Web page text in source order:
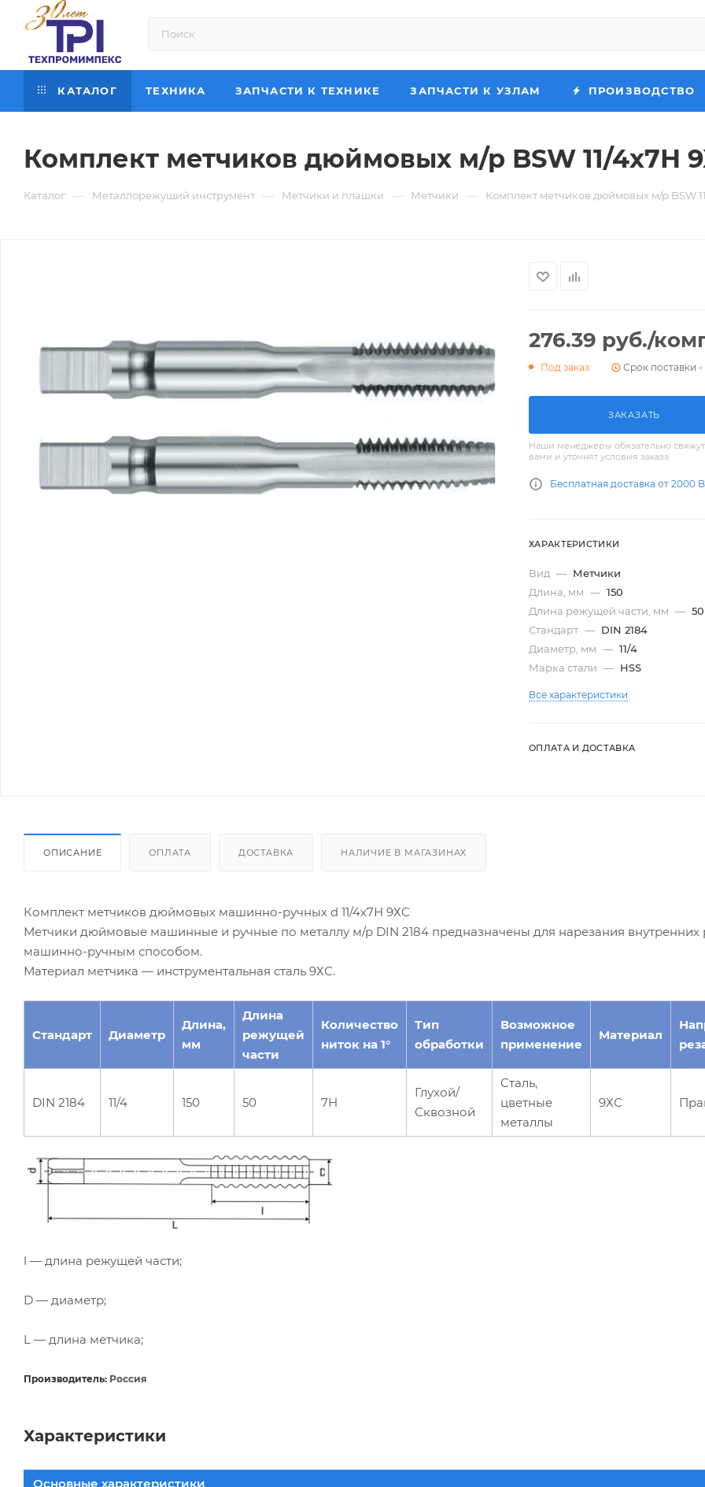
КАТАЛОГ ТЕХНИКА ЗАПЧАСТИ К ТЕХНИКЕ ЗАПЧАСТИ К УЗЛАМ ПРОИЗВОДСТВО
Комплект метчиков дюймовых м/р BSW 11/4х7Н
Каталог — Металлорежущий инструмент — Метчики и плашки — Метчики — Комплект метчиков дюймовых м/р BSW
276.39 руб./
Под заказ Срок поставки -
ЗАКАЗАТЬ
Наши менеджеры обязательно
вами и уточнят условия заказа
Бесплатная доставка от 2000
ХАРАКТЕРИСТИКИ
Вид — Метчики
Длина, мм — 150
Длина режущей части, мм — 50
Стандарт — DIN 2184
Диаметр, мм — 11/4
Марка стали — HSS
Все характеристики
ОПЛАТА И ДОСТАВКА
ОПИСАНИЕ ОПЛАТА ДОСТАВКА НАЛИЧИЕ В МАГАЗИНАХ
Комплект метчиков дюймовых машинно-ручных d 11/4х7Н 9ХС
Метчики дюймовые машинные и ручные по металлу м/р DIN 2184 предназначены для нарезания внутренних
машинно-ручным способом.
Материал метчика — инструментальная сталь 9ХС.
Стандарт Диаметр
Длина,
мм
Длина
режущей
части
Количество
ниток на 1°
Тип
обработки
Возможное
применение
Материал
DIN 2184 11/4 150 50 7Н
Глухой/
Сквозной
Сталь,
цветные
металлы
9ХС
l — длина режущей части;
D — диаметр;
L — длина метчика;
Производитель: Россия
Характеристики
Основные характеристики